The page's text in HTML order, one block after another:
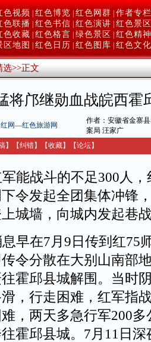
色视频 红色博览 红色网群 作者专栏
色联播 红色书信 红色演讲 红色景区
色收藏 红色格言 绿色景区
红色精神
区地图
红色日历 红色图库 红色文化
选>>正文
将邝继勋血战皖西霍
网—红色旅游网
作者：安徽省金寨
案局 汪家广
】 【纠错】 【收藏】 【论坛】
能战斗的不足300人，
令发起全团集体冲锋
城墙，向城内发起巷
早在7月9日传到红75
令分散在大别山南部
霍邱县城解围。当时
，行走困难，红军指
，两天多急行军200多
霍邱县城。7月11日深